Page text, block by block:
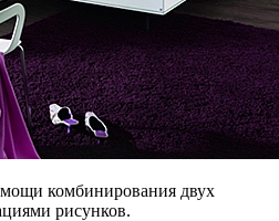
комбинирования двух
рисунков.